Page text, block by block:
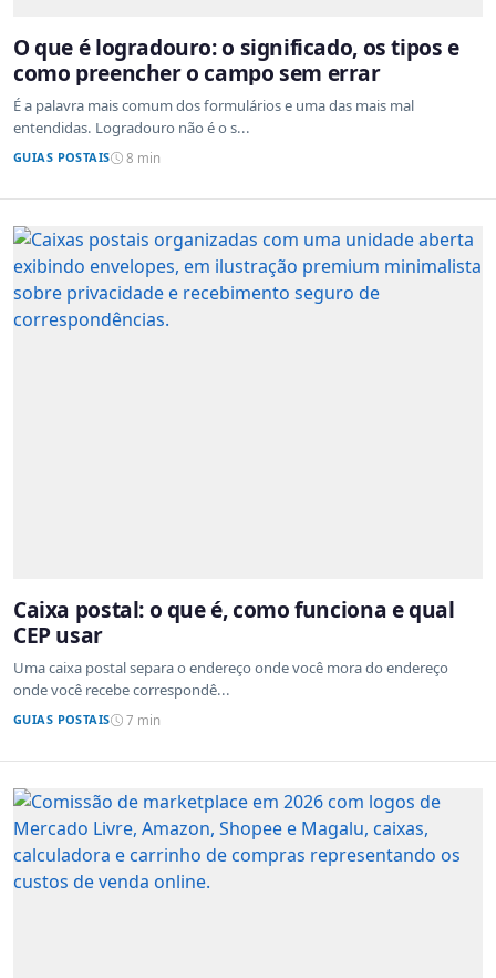
O que é logradouro: o significado, os tipos e
como preencher o campo sem errar
É a palavra mais comum dos formulários e uma das mais mal
entendidas. Logradouro não é o s...
GUIAS POSTAIS 8 min
Caixa postal: o que é, como funciona e qual
CEP usar
Uma caixa postal separa o endereço onde você mora do endereço
onde você recebe correspondê...
GUIAS POSTAIS 7 min